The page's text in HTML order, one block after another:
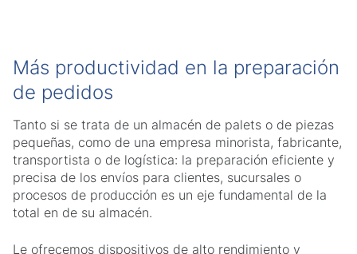
Más productividad en la preparación
de pedidos
Tanto si se trata de un almacén de palets o de piezas
pequeñas, como de una empresa minorista, fabricante,
transportista o de logística: la preparación eficiente y
precisa de los envíos para clientes, sucursales o
procesos de producción es un eje fundamental de la
total en de su almacén.
Le ofrecemos dispositivos de alto rendimiento y